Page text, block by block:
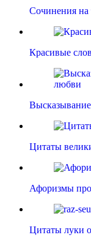
Сочинения на
Красивые
Цитаты
Афоризмы про
Цитаты луки